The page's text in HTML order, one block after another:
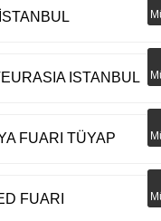
ISTANBUL
FUARI TÜYAP
FUARI